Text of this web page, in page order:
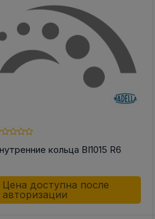
кольца BI1015 R6
Цена доступна после
авторизации